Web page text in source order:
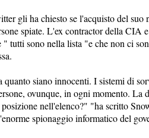
gli ha chiesto se l'acquisto del suo
spiate. L'ex contractor della CIA
tutti sono nella lista "e che non ci
siano innocenti. I sistemi di
ovunque, in ogni momento. La
nell'elenco?" "ha scritto
spionaggio informatico del